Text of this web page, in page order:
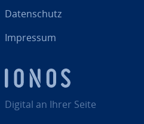
Digital an Ihrer Seite
Da­ten­schutz
Impressum